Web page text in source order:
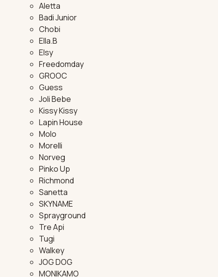
Aletta
Badi Junior
Chobi
Ella.B
Elsy
Freedomday
GROOC
Guess
Joli Bebe
Kissy Kissy
Lapin House
Molo
Morelli
Norveg
Pinko Up
Richmond
Sanetta
SKYNAME
Sprayground
Tre Api
Tugi
Walkey
JOG DOG
MONIKAMO